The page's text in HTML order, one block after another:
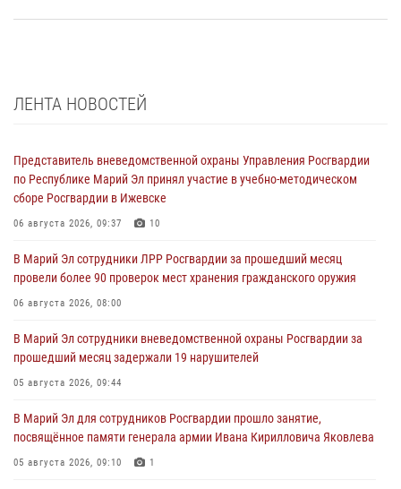
ЛЕНТА НОВОСТЕЙ
Представитель вневедомственной охраны Управления Росгвардии
по Республике Марий Эл принял участие в учебно-методическом
сборе Росгвардии в Ижевске
06 августа 2026, 09:37 10
В Марий Эл сотрудники ЛРР Росгвардии за прошедший месяц
провели более 90 проверок мест хранения гражданского оружия
06 августа 2026, 08:00
В Марий Эл сотрудники вневедомственной охраны Росгвардии за
прошедший месяц задержали 19 нарушителей
05 августа 2026, 09:44
В Марий Эл для сотрудников Росгвардии прошло занятие,
посвящённое памяти генерала армии Ивана Кирилловича Яковлева
05 августа 2026, 09:10 1